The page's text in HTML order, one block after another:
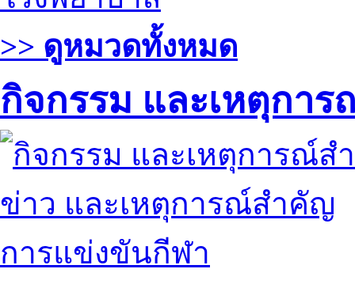
>> ดูหมวดทั้งหมด
กิจกรรม และเหตุกา
ข่าว และเหตุการณ์สำคัญ
การแข่งขันกีฬา